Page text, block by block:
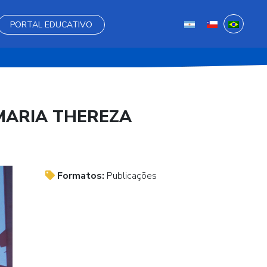
PORTAL EDUCATIVO
THEREZA
Formatos: Publicações